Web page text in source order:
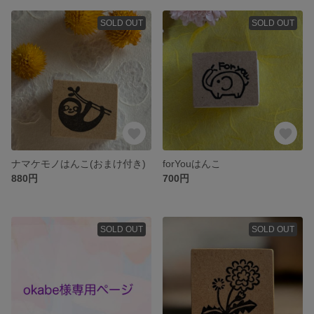
SOLD OUT
ナマケモノはんこ(おまけ付き)
880円
SOLD OUT
forYouはんこ
700円
SOLD OUT SOLD OUT